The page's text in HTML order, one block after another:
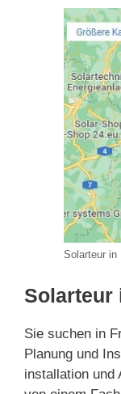
Solarteur in
Solarteur
Sie suchen in
Planung und
installation und